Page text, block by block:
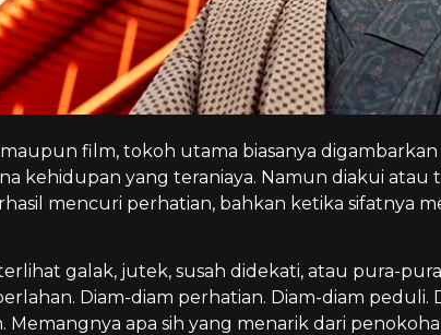
maupun film, tokoh utama biasanya
kehidupan yang teraniaya. Namun diakui atau
mencuri perhatian, bahkan ketika sifatnya
galak, jutek, susah didekati, atau pura-
Diam-diam perhatian. Diam-diam
apa sih yang menarik dari